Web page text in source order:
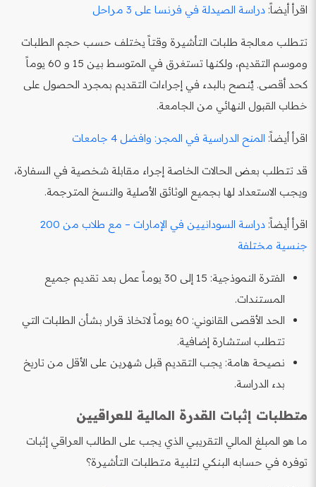
اقرأ أيضاً: دراسة الصيدلة في فرنسا على 3 مراحل
تتطلب معالجة طلبات التأشيرة وقتاً يختلف حسب حجم الطلبات
وموسم التقديم، ولكنها تستغرق في المتوسط بين 15 و 60 يوماً
كحد أقصى. يُنصح بالبدء في إجراءات التقديم بمجرد الحصول على
خطاب القبول النهائي من الجامعة.
اقرأ أيضاً: المنح الدراسية في المجر: وافضل 4 جامعات
قد تتطلب بعض الحالات الخاصة إجراء مقابلة شخصية في السفارة،
ويجب الاستعداد لها بجميع الوثائق الأصلية والنسخ المترجمة.
اقرأ أيضاً:
دراسة السودانيين في الإمارات – مع طلاب من 200
جنسية مختلفة
الفترة النموذجية: 15 إلى 30 يوماً عمل بعد تقديم جميع
المستندات.
الحد الأقصى القانوني: 60 يوماً لاتخاذ قرار بشأن الطلبات التي
تتطلب استشارة إضافية.
نصيحة هامة: يجب التقديم قبل شهرين على الأقل من تاريخ
بدء الدراسة.
متطلبات إثبات القدرة المالية للعراقيين
ما هو المبلغ المالي التقريبي الذي يجب على الطالب العراقي إثبات
توفره في حسابه البنكي لتلبية متطلبات التأشيرة؟